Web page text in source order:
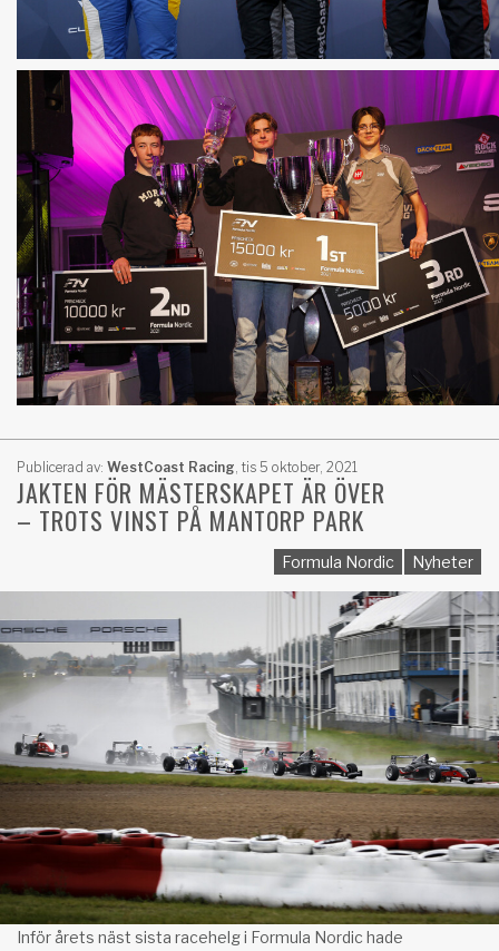
Publicerad av: WestCoast Racing tis 5 oktober, 2021
JAKTEN FÖR MÄSTERSKAPET ÄR ÖVER
– TROTS VINST PÅ MANTORP PARK
Formula Nordic Nyheter
Inför årets näst sista racehelg i Formula Nordic hade